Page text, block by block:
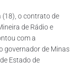
(18), o contrato de
de Rádio e
com a
governador de Minas
Estado de